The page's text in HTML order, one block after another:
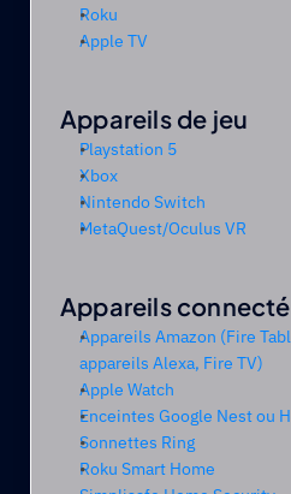
Roku
Apple TV
Appareils de jeu
Playstation 5
Xbox
Nintendo Switch
MetaQuest/Oculus VR
Appareils
Appareils Amazon (Fire
appareils Alexa, Fire TV)
Apple Watch
Enceintes Google Nest ou
Sonnettes Ring
Roku Smart Home